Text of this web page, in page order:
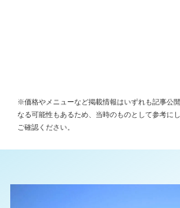
※価格やメニューなど掲載情報はいずれも記事公
なる可能性もあるため、当時のものとして参考に
ご確認ください。